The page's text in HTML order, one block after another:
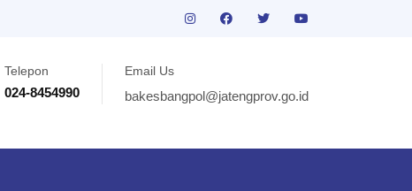
Telepon
024-8454990
Email Us
bakesbangpol@jatengprov.go.id